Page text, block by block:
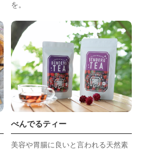
を。
べんでるティー
美容や胃腸に良いと言われる天然素